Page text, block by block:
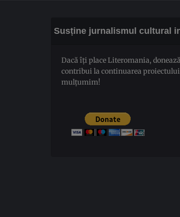
Susține jurnalismul cultural
Dacă îți place Literomania,
contribui la continuarea
mulțumim!